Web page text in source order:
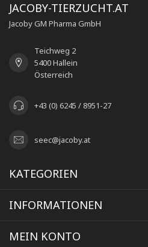
JACOBY-TIERZUCHT.AT
Jacoby GM Pharma GmbH
Teichweg 2
5400 Hallein
Österreich
+43 (0) 6245 / 8951-27
seec@jacoby.at
KATEGORIEN
INFORMATIONEN
MEIN KONTO